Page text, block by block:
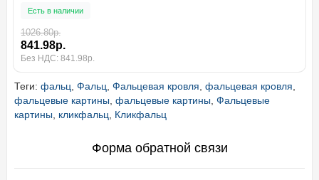
Есть в наличии
1026.80р.
841.98р.
Без НДС: 841.98р.
Теги: фальц, Фальц, Фальцевая кровля, фальцевая кровля,
фальцевые картины, фальцевые картины, Фальцевые
картины, кликфальц, Кликфальц
Форма обратной связи